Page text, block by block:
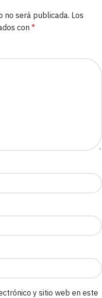
no será publicada. Los
con *
y sitio web en este